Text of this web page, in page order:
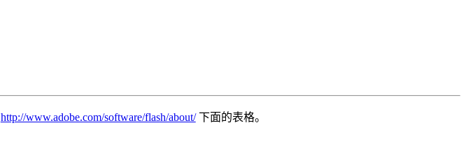
http://www.adobe.com/software/flash/about/下面的表格。